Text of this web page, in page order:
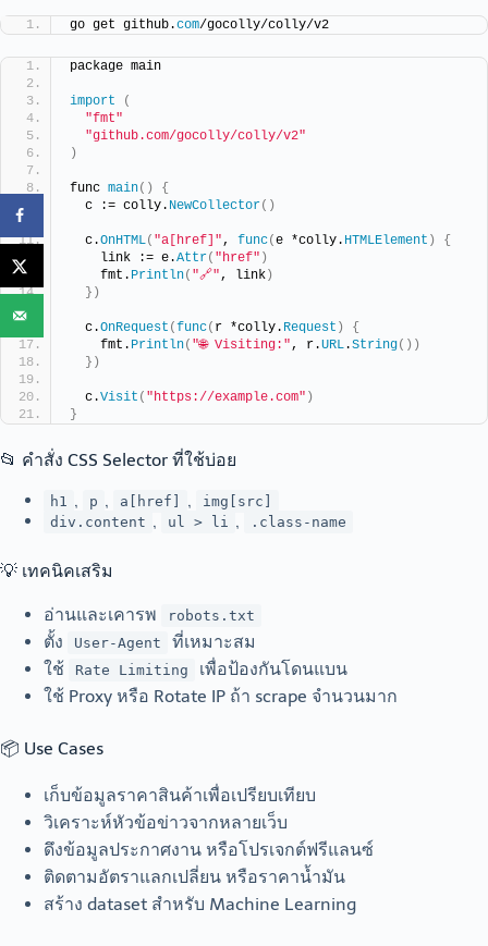
go get github.com/gocolly/colly/v2
package main
import
(
"fmt"
"github.com/gocolly/colly/v2"
)
func main()
{
  c := colly.
NewCollector()
  c.
OnHTML( "a[href]", func(e *colly. HTMLElement )
{
    link := e.
Attr( "href" )
    fmt.
Println( "🔗", link )
})
  c.
OnRequest (func( r *colly. Request )
{
    fmt.
Println( "🌐 Visiting:", r.URL.String())
})
  c.
Visit ( "https://example.com" )
}
📂 คำสั่ง CSS Selector ที่ใช้บ่อย
h1 , p , a[href] ,
img[src]
div.content , ul > li , .class-name
💡 เทคนิคเสริม
อ่านและเคารพ robots.txt
ตั้ง User-Agent
ที่เหมาะสม
ใช้
Rate Limiting
เพื่อป้องกันโดนแบน
ใช้ Proxy หรือ Rotate IP ถ้า scrape จำนวนมาก
📦 Use Cases
เก็บข้อมูลราคาสินค้าเพื่อเปรียบเทียบ
วิเคราะห์หัวข้อข่าวจากหลายเว็บ
ดึงข้อมูลประกาศงาน หรือโปรเจกต์ฟรีแลนซ์
ติดตามอัตราแลกเปลี่ยน หรือราคาน้ำมัน
สร้าง dataset สำหรับ Machine Learning